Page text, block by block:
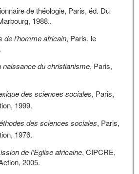
de théologie, Paris, éd. Du
1988..
de l’homme africain, Paris, le
naissance du christianisme, Paris,
des sciences sociales, Paris,
1999.
des sciences sociales, Paris,
1976.
de l’Eglise africaine, CIPCRE,
2005.